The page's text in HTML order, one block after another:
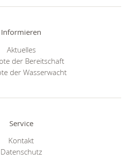
Informieren
Aktuelles
der Bereitschaft
der Wasserwacht
Service
Kontakt
Datenschutz